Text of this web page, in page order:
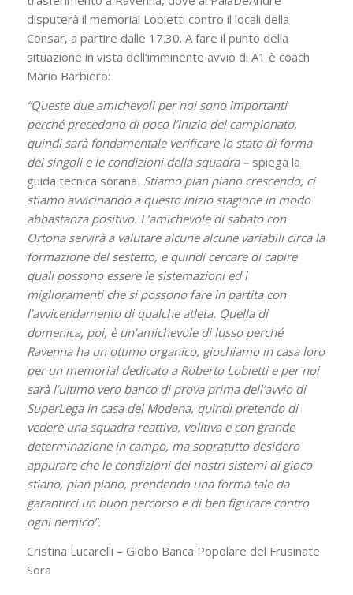
disputerà il memorial Lobietti contro il locali della
Consar, a partire dalle 17.30. A fare il punto della
situazione in vista dell’imminente avvio di A1 è coach
Mario Barbiero:
“Queste due amichevoli per noi sono importanti
perché precedono di poco l’inizio del campionato,
quindi sarà fondamentale verificare lo stato di forma
dei singoli e le condizioni della squadra – spiega la
guida tecnica sorana. Stiamo pian piano crescendo, ci
stiamo avvicinando a questo inizio stagione in modo
abbastanza positivo. L’amichevole di sabato con
Ortona servirà a valutare alcune alcune variabili circa la
formazione del sestetto, e quindi cercare di capire
quali possono essere le sistemazioni ed i
miglioramenti che si possono fare in partita con
l’avvicendamento di qualche atleta. Quella di
domenica, poi, è un’amichevole di lusso perché
Ravenna ha un ottimo organico, giochiamo in casa loro
per un memorial dedicato a Roberto Lobietti e per noi
sarà l’ultimo vero banco di prova prima dell’avvio di
SuperLega in casa del Modena, quindi pretendo di
vedere una squadra reattiva, volitiva e con grande
determinazione in campo, ma sopratutto desidero
appurare che le condizioni dei nostri sistemi di gioco
stiano, pian piano, prendendo una forma tale da
garantirci un buon percorso e di ben figurare contro
ogni nemico”.
Cristina Lucarelli – Globo Banca Popolare del Frusinate
Sora